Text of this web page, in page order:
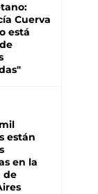
Cuerva
está
están
en la
de